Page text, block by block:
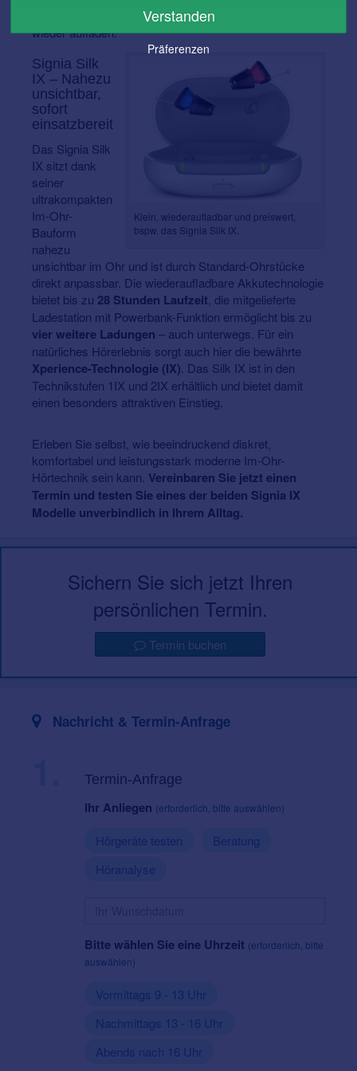
lässt sich das Active Mini IX bis zu drei Mal komplett
wieder aufladen.
Klein, wiederaufladbar und preiswert,
bspw. das Signia Silk IX.
Signia Silk
IX – Nahezu
unsichtbar,
sofort
einsatzbereit
Das Signia Silk
IX sitzt dank
seiner
ultrakompakten
Im-Ohr-
Bauform
nahezu
unsichtbar im Ohr und ist durch Standard-Ohrstücke
direkt anpassbar. Die wiederaufladbare Akkutechnologie
bietet bis zu 28 Stunden Laufzeit , die mitgelieferte
Ladestation mit Powerbank-Funktion ermöglicht bis zu
vier weitere Ladungen – auch unterwegs. Für ein
natürliches Hörerlebnis sorgt auch hier die bewährte
Xperience-Technologie (IX) . Das Silk IX ist in den
Technikstufen 1IX und 2IX erhältlich und bietet damit
einen besonders attraktiven Einstieg.
Erleben Sie selbst, wie beeindruckend diskret,
komfortabel und leistungsstark moderne Im-Ohr-
Hörtechnik sein kann. Vereinbaren Sie jetzt einen
Termin und testen Sie eines der beiden Signia IX
Modelle unverbindlich in Ihrem Alltag.
Sichern Sie sich jetzt Ihren
persönlichen Termin.
Termin buchen
Nachricht & Termin-Anfrage
Termin-Anfrage
Ihr Anliegen (erforderlich, bitte auswählen)
Hörgeräte testen
Beratung
Höranalyse
Bitte wählen Sie eine Uhrzeit (erforderlich, bitte
auswählen)
Vormittags 9 - 13 Uhr
Nachmittags 13 - 16 Uhr
Abends nach 16 Uhr
Verstanden
Präferenzen